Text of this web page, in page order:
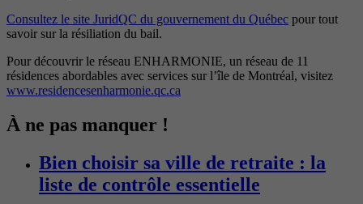
Consultez le site JuridQC du gouvernement du Québec pour tout
savoir sur la résiliation du bail.
Pour découvrir le réseau ENHARMONIE, un réseau de 11
résidences abordables avec services sur l’île de Montréal, visitez
www.residencesenharmonie.qc.ca
À ne pas manquer !
Bien choisir sa ville de retraite : la
liste de contrôle essentielle